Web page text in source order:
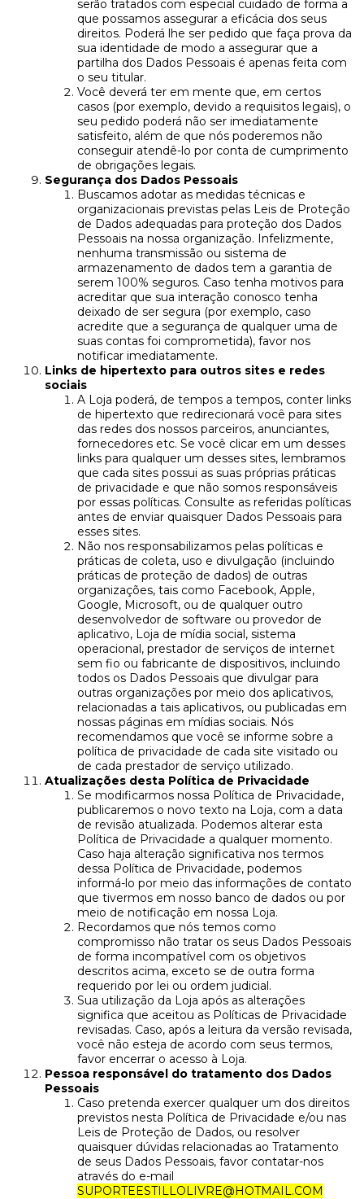
serão tratados com especial cuidado de forma a
que possamos assegurar a eficácia dos seus
direitos. Poderá lhe ser pedido que faça prova da
sua identidade de modo a assegurar que a
partilha dos Dados Pessoais é apenas feita com
o seu titular.
Você deverá ter em mente que, em certos
casos (por exemplo, devido a requisitos legais), o
seu pedido poderá não ser imediatamente
satisfeito, além de que nós poderemos não
conseguir atendê-lo por conta de cumprimento
de obrigações legais.
Segurança dos Dados Pessoais
Buscamos adotar as medidas técnicas e
organizacionais previstas pelas Leis de Proteção
de Dados adequadas para proteção dos Dados
Pessoais na nossa organização. Infelizmente,
nenhuma transmissão ou sistema de
armazenamento de dados tem a garantia de
serem 100% seguros. Caso tenha motivos para
acreditar que sua interação conosco tenha
deixado de ser segura (por exemplo, caso
acredite que a segurança de qualquer uma de
suas contas foi comprometida), favor nos
notificar imediatamente.
Links de hipertexto para outros sites e redes
sociais
A Loja poderá, de tempos a tempos, conter links
de hipertexto que redirecionará você para sites
das redes dos nossos parceiros, anunciantes,
fornecedores etc. Se você clicar em um desses
links para qualquer um desses sites, lembramos
que cada sites possui as suas próprias práticas
de privacidade e que não somos responsáveis
por essas políticas. Consulte as referidas políticas
antes de enviar quaisquer Dados Pessoais para
esses sites.
Não nos responsabilizamos pelas políticas e
práticas de coleta, uso e divulgação (incluindo
práticas de proteção de dados) de outras
organizações, tais como Facebook, Apple,
Google, Microsoft, ou de qualquer outro
desenvolvedor de software ou provedor de
aplicativo, Loja de mídia social, sistema
operacional, prestador de serviços de internet
sem fio ou fabricante de dispositivos, incluindo
todos os Dados Pessoais que divulgar para
outras organizações por meio dos aplicativos,
relacionadas a tais aplicativos, ou publicadas em
nossas páginas em mídias sociais. Nós
recomendamos que você se informe sobre a
política de privacidade de cada site visitado ou
de cada prestador de serviço utilizado.
Atualizações desta Política de Privacidade
Se modificarmos nossa Política de Privacidade,
publicaremos o novo texto na Loja, com a data
de revisão atualizada. Podemos alterar esta
Política de Privacidade a qualquer momento.
Caso haja alteração significativa nos termos
dessa Política de Privacidade, podemos
informá-lo por meio das informações de contato
que tivermos em nosso banco de dados ou por
meio de notificação em nossa Loja.
Recordamos que nós temos como
compromisso não tratar os seus Dados Pessoais
de forma incompatível com os objetivos
descritos acima, exceto se de outra forma
requerido por lei ou ordem judicial.
Sua utilização da Loja após as alterações
significa que aceitou as Políticas de Privacidade
revisadas. Caso, após a leitura da versão revisada,
você não esteja de acordo com seus termos,
favor encerrar o acesso à Loja.
Pessoa responsável do tratamento dos Dados
Pessoais
Caso pretenda exercer qualquer um dos direitos
previstos nesta Política de Privacidade e/ou nas
Leis de Proteção de Dados, ou resolver
quaisquer dúvidas relacionadas ao Tratamento
de seus Dados Pessoais, favor contatar-nos
através do e-mail
SUPORTEESTILLOLIVRE@HOTMAIL.COM